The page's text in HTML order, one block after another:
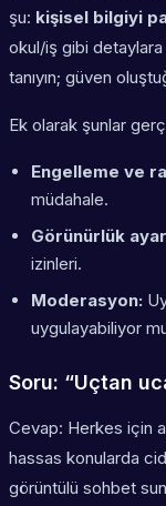
şu: kişisel bilgiyi
okul/iş gibi detaylara
tanıyın; güven
Ek olarak şunlar
Engelleme ve
müdahale.
Görünürlük
izinleri.
Moderasyon:
uygulayabiliyor
Soru: “Uçtan
Cevap: Herkes için
hassas konularda
görüntülü sohbet